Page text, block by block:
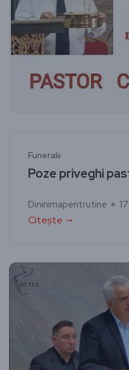
Funeralii
Poze priveghi
Dininimapentrutine
Citește